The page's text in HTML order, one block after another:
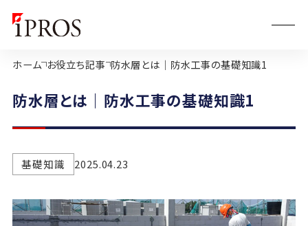
ホーム お役立ち記事 防水層とは｜防水工事の基礎知識1
防水層とは｜防水工事の基礎知識1
基礎知識 2025.04.23